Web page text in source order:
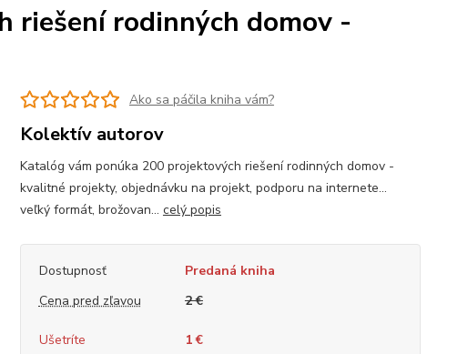
riešení rodinných domov -
Ako sa páčila kniha vám?
Kolektív autorov
Katalóg vám ponúka 200 projektových riešení rodinných domov -
kvalitné projekty, objednávku na projekt, podporu na internete...
veľký formát, brožovan... celý popis
Dostupnosť
Predaná kniha
Cena pred zľavou
2 €
Ušetríte 1 €